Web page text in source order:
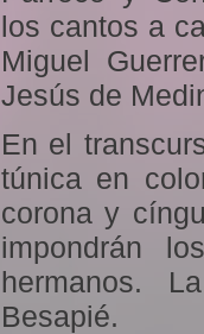
los cantos a
Miguel
Jesús de
En el
túnica en
corona y
impondrán
hermanos.
Besapié.